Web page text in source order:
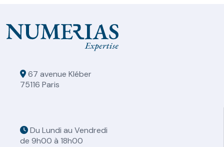
67 avenue Kléber
75116 Paris
Du Lundi au Vendredi
de 9h00 à 18h00